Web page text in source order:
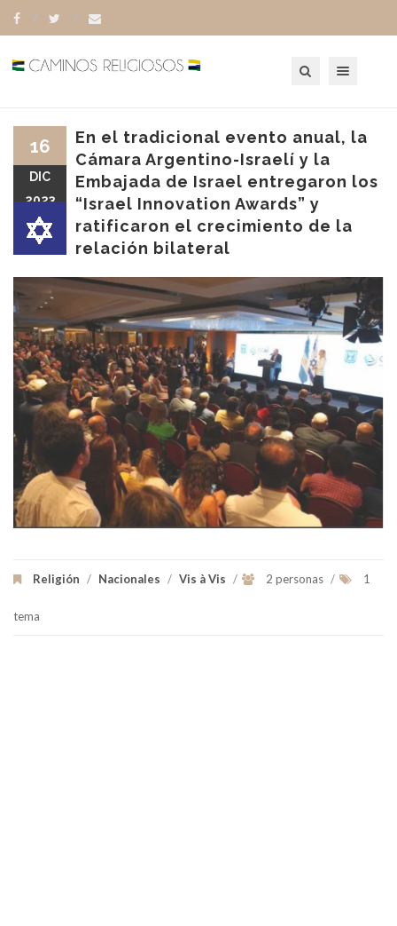
En el tradicional evento anual, la
Cámara Argentino-Israelí y la
Embajada de Israel entregaron los
“Israel Innovation Awards” y
ratificaron el crecimiento de la
relación bilateral
Religión / Nacionales / Vis à Vis / 2 personas / 1
tema
16
DIC
2023